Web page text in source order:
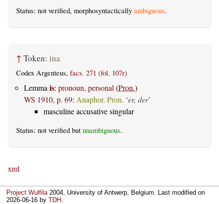
Status: not verified, morphosyntactically ambiguous.
↑ Token: ina
Codex Argenteus, facs. 271 (fol. 107r)
Lemma is: pronoun, personal (Pron.)
WS 1910, p. 69: Anaphor. Pron. ‘er, der’
masculine accusative singular
Status: not verified but unambiguous.
xml
Project Wulfila2004, University of Antwerp, Belgium. Last modified on
2026-06-16 byTDH.